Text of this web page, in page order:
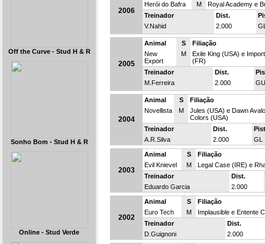
Off the Curve - Stud H & R
Sonho Bom - Stud H & R
Online - Stud Verde
2006
Herói do Bafra
M
Royal Academy e
Treinador
Dist.
V.Nahid
2.000
2005
Animal S
Filiação
New
Export
M
Exile King (USA) e
(FR)
Treinador
Dist.
M.Ferreira
2.000 GU
2004
Animal S
Filiação
Novellista
M
Jules (USA) e Dawn
Colors (USA)
Treinador
Dist.
A.R.Silva
2.000 GL
2003
Animal S
Filiação
Evil Knievel
M
Legal Case (IRE) e
Treinador
Dist.
Eduardo Garcia
2.000
2002
Animal S
Filiação
Euro Tech
M
Implausible e Entente
Treinador
Dist.
D.Guignoni
2.000